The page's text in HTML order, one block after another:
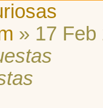
» 17 Feb